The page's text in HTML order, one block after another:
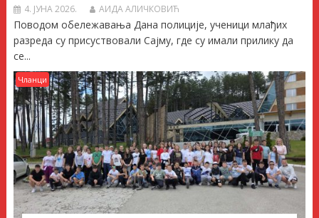
4. ЈУНА 2026. АИДА АЛИЧКОВИЋ
Поводом обележавања Дана полиције, ученици млађих
разреда су присуствовали Сајму, где су имали прилику да
се...
Чланци